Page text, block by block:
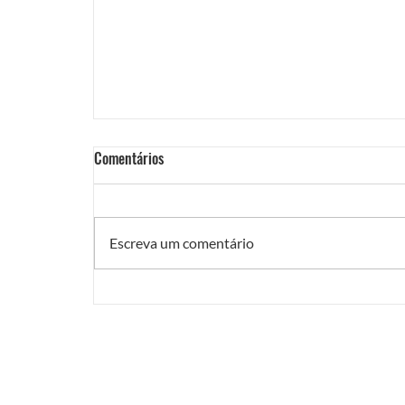
Comentários
Escreva um comentário